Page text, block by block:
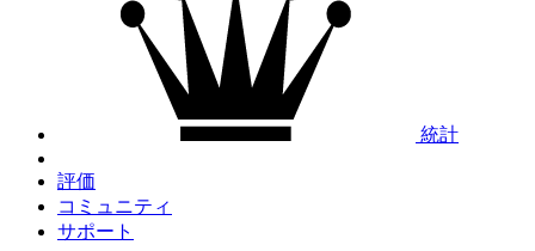
統計
評価
コミュニティ
サポート